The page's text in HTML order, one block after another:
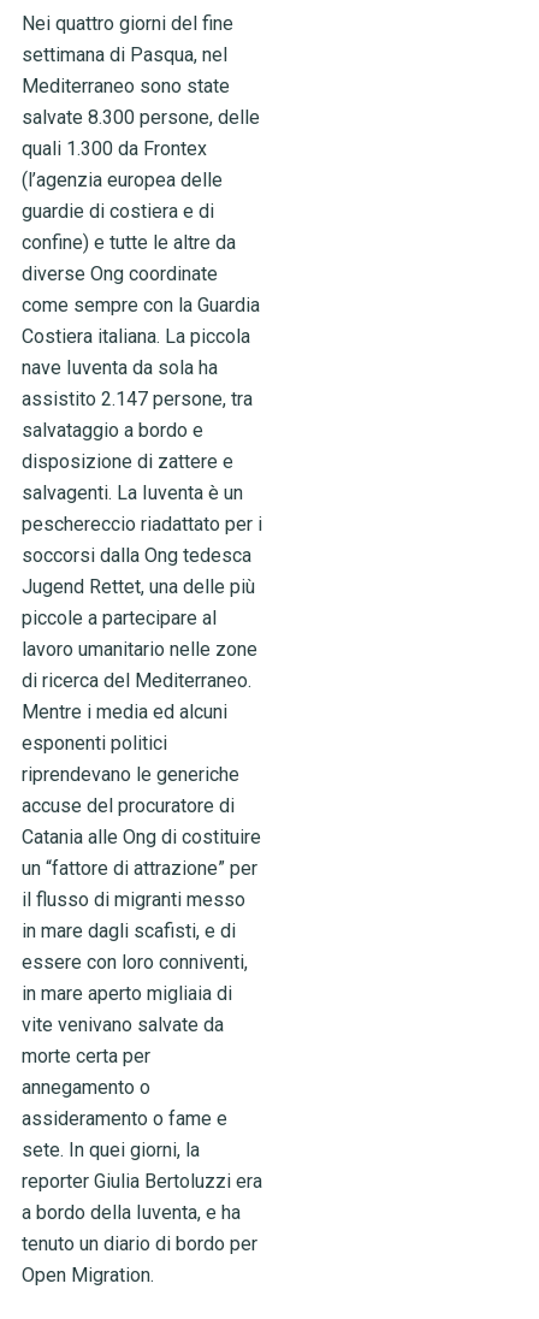
Nei quattro giorni del fine
settimana di Pasqua, nel
Mediterraneo sono state
salvate 8.300 persone, delle
quali 1.300 da Frontex
(l’agenzia europea delle
guardie di costiera e di
confine) e tutte le altre da
diverse Ong coordinate
come sempre con la Guardia
Costiera italiana. La piccola
nave Iuventa da sola ha
assistito 2.147 persone, tra
salvataggio a bordo e
disposizione di zattere e
salvagenti. La Iuventa è un
peschereccio riadattato per i
soccorsi dalla Ong tedesca
Jugend Rettet, una delle più
piccole a partecipare al
lavoro umanitario nelle zone
di ricerca del Mediterraneo.
Mentre i media ed alcuni
esponenti politici
riprendevano le generiche
accuse del procuratore di
Catania alle Ong di costituire
un “fattore di attrazione” per
il flusso di migranti messo
in mare dagli scafisti, e di
essere con loro conniventi,
in mare aperto migliaia di
vite venivano salvate da
morte certa per
annegamento o
assideramento o fame e
sete. In quei giorni, la
reporter Giulia Bertoluzzi era
a bordo della Iuventa, e ha
tenuto un diario di bordo per
Open Migration.